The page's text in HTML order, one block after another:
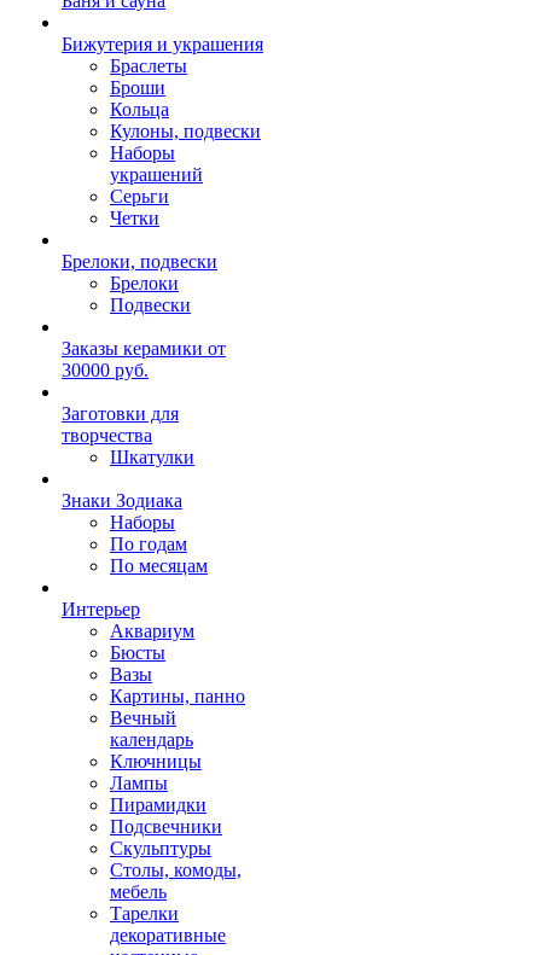
Бижутерия и украшения
Браслеты
Броши
Кольца
Кулоны, подвески
Наборы
украшений
Серьги
Четки
Брелоки, подвески
Брелоки
Подвески
Заказы керамики от
30000 руб.
Заготовки для
творчества
Шкатулки
Знаки Зодиака
Наборы
По годам
По месяцам
Интерьер
Аквариум
Бюсты
Вазы
Картины, панно
Вечный
календарь
Ключницы
Лампы
Пирамидки
Подсвечники
Скульптуры
Столы, комоды,
мебель
Тарелки
декоративные